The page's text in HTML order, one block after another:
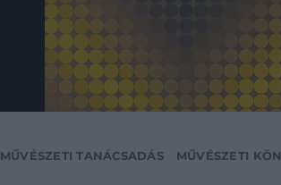
MŰVÉSZETI TANÁCSADÁS MŰVÉSZETI